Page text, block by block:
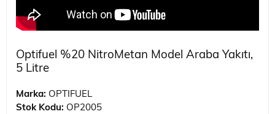
Optifuel %20 NitroMetan Model Araba Yakıtı,
5 Litre
Marka: OPTIFUEL
Stok Kodu: OP2005